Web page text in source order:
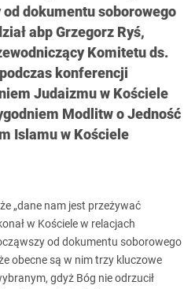
dokumentu soborowego
abp Grzegorz Ryś,
Komitetu ds.
konferencji
Judaizmu w Kościele
Modlitw o Jedność
Islamu w Kościele
„dane nam jest przeżywać
w Kościele w relacjach
od dokumentu soborowego
obecne są w nim trzy kluczowe
gdyż Bóg nie odrzucił